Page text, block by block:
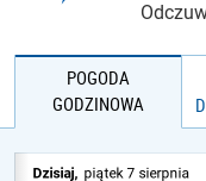
POGODA
GODZINOWA